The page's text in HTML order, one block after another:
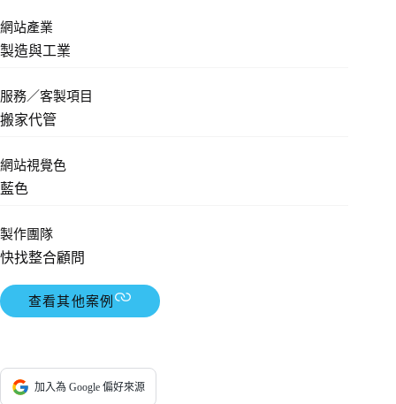
加入為 Google 偏好來源
網站產業
製造與工業
服務／客製項目
搬家代管
網站視覺色
藍色
製作團隊
快找整合顧問
查看其他案例